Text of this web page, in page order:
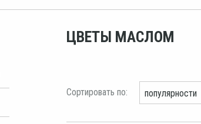
ЦВЕТЫ МАСЛОМ
Сортировать по: